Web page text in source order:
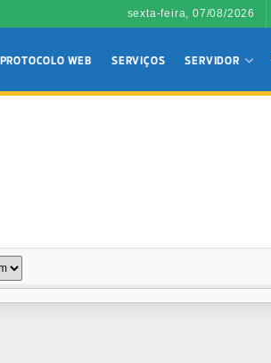
sexta-feira, 07/08/2026
PROTOCOLO WEB SERVIÇOS SERVIDOR